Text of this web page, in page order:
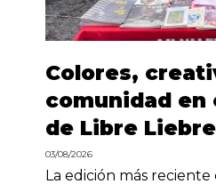
Colores,
comunidad en
de Libre Liebre
03/08/2026
La edición más